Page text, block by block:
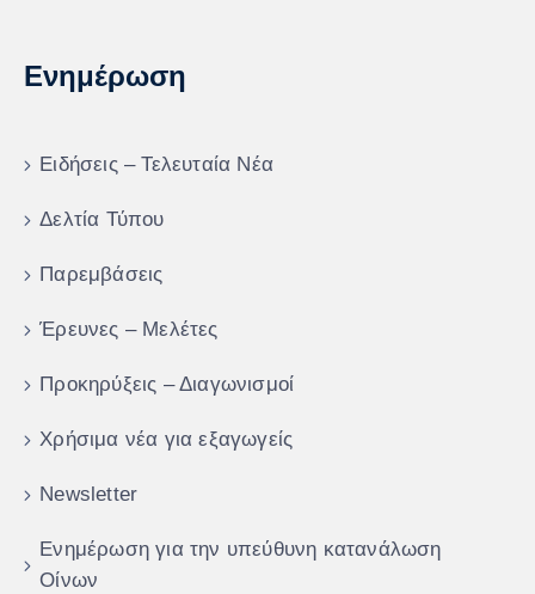
Ενημέρωση
Ειδήσεις – Τελευταία Νέα
Δελτία Τύπου
Παρεμβάσεις
Έρευνες – Μελέτες
Προκηρύξεις – Διαγωνισμοί
Χρήσιμα νέα για εξαγωγείς
Newsletter
Ενημέρωση για την υπεύθυνη κατανάλωση
Οίνων